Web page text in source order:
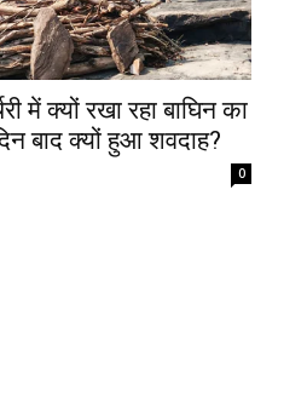
में क्यों रखा रहा बाघिन का
बाद क्यों हुआ शवदाह?
0